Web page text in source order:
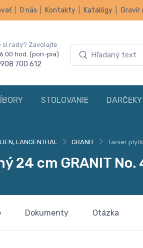
O nás Kontakty Katalógy Gravír
si rady? Zavolajte
hod. (pon-pia)
700 612
STOLOVANIE DARČEKY
LANGENTHAL GRANIT Tanier
24 cm GRANIT No.
Dokumenty Otázka